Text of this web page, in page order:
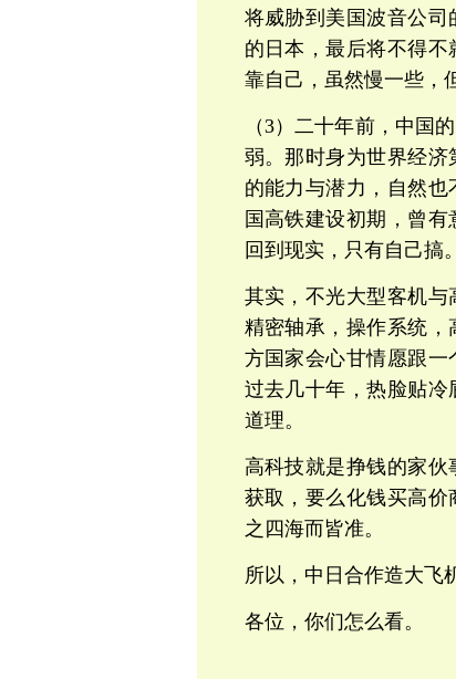
将威胁到美国波音公
的日本，最后将不得
靠自己，虽然慢一些，
（3）二十年前，中国
弱。那时身为世界经
的能力与潜力，自然
国高铁建设初期，曾
回到现实，只有自己搞。
其实，不光大型客机与
精密轴承，操作系统
方国家会心甘情愿跟
过去几十年，热脸贴
道理。
高科技就是挣钱的家
获取，要么化钱买高
之四海而皆准。
所以，中日合作造大飞
各位，你们怎么看。